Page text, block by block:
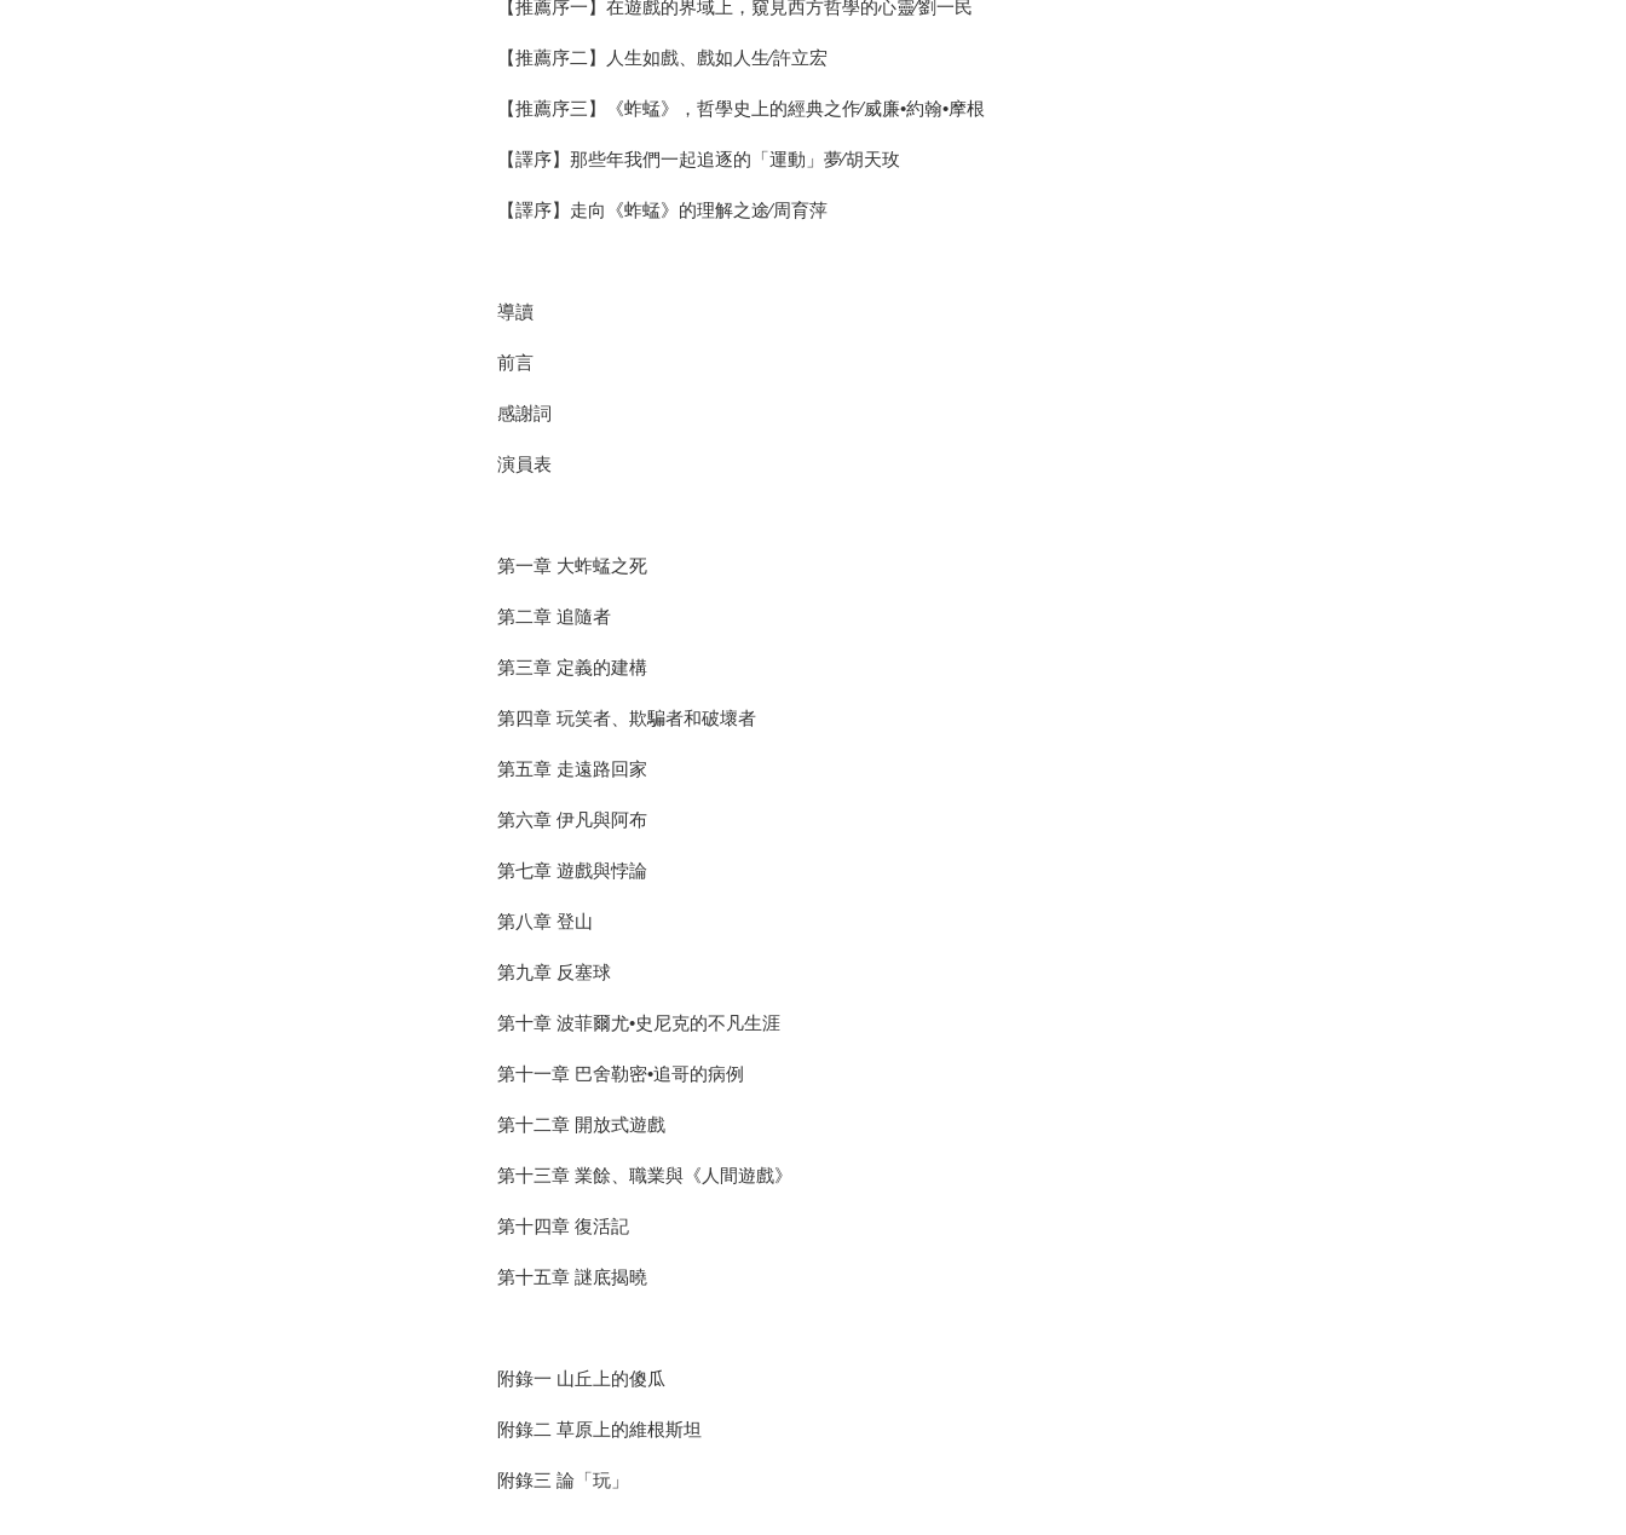
【推薦序一】在遊戲的界域上，窺見西方哲學的心靈∕劉一民
【推薦序二】人生如戲、戲如人生∕許立宏
【推薦序三】《蚱蜢》，哲學史上的經典之作∕威廉•約翰•摩根
【譯序】那些年我們一起追逐的「運動」夢∕胡天玫
【譯序】走向《蚱蜢》的理解之途∕周育萍
導讀
前言
感謝詞
演員表
第一章 大蚱蜢之死
第二章 追隨者
第三章 定義的建構
第四章 玩笑者、欺騙者和破壞者
第五章 走遠路回家
第六章 伊凡與阿布
第七章 遊戲與悖論
第八章 登山
第九章 反塞球
第十章 波菲爾尤•史尼克的不凡生涯
第十一章 巴舍勒密•追哥的病例
第十二章 開放式遊戲
第十三章 業餘、職業與《人間遊戲》
第十四章 復活記
第十五章 謎底揭曉
附錄一 山丘上的傻瓜
附錄二 草原上的維根斯坦
附錄三 論「玩」